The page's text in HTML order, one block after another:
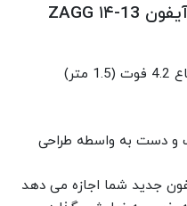
قاب شفاف زگ مناسب برای آیفون 13-۱۴ ZAGG
و دست به واسطه طراحی
جدید شما اجازه می دهد